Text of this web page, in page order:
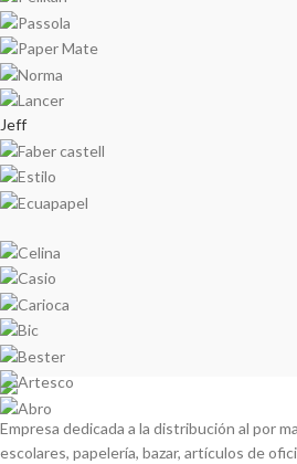
Jeff
Empresa dedicada a la distribución al por
escolares, papelería, bazar, artículos de